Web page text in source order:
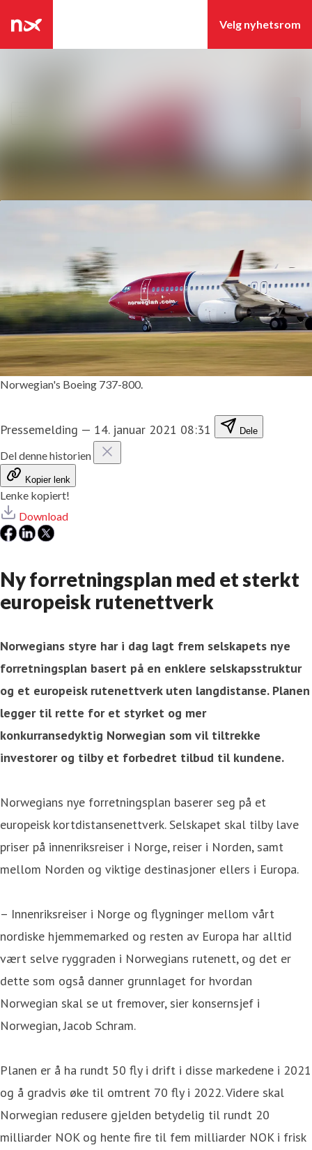
Nyhetsarkiv
Norwegian's Boeing 737-800.
Pressemelding — 14. januar 2021 08:31 Dele
Del denne historien
Kopier lenk
Lenke kopiert!
Download
Ny forretningsplan med et sterkt
europeisk rutenettverk
Norwegians styre har i dag lagt frem selskapets nye
forretningsplan basert på en enklere selskapsstruktur
og et europeisk rutenettverk uten langdistanse. Planen
legger til rette for et styrket og mer
konkurransedyktig Norwegian som vil tiltrekke
investorer og tilby et forbedret tilbud til kundene.
Norwegians nye forretningsplan baserer seg på et
europeisk kortdistansenettverk. Selskapet skal tilby lave
priser på innenriksreiser i Norge, reiser i Norden, samt
mellom Norden og viktige destinasjoner ellers i Europa.
– Innenriksreiser i Norge og flygninger mellom vårt
nordiske hjemmemarked og resten av Europa har alltid
vært selve ryggraden i Norwegians rutenett, og det er
dette som også danner grunnlaget for hvordan
Norwegian skal se ut fremover, sier konsernsjef i
Norwegian, Jacob Schram.
Planen er å ha rundt 50 fly i drift i disse markedene i 2021
og å gradvis øke til omtrent 70 fly i 2022. Videre skal
Norwegian redusere gjelden betydelig til rundt 20
milliarder NOK og hente fire til fem milliarder NOK i frisk